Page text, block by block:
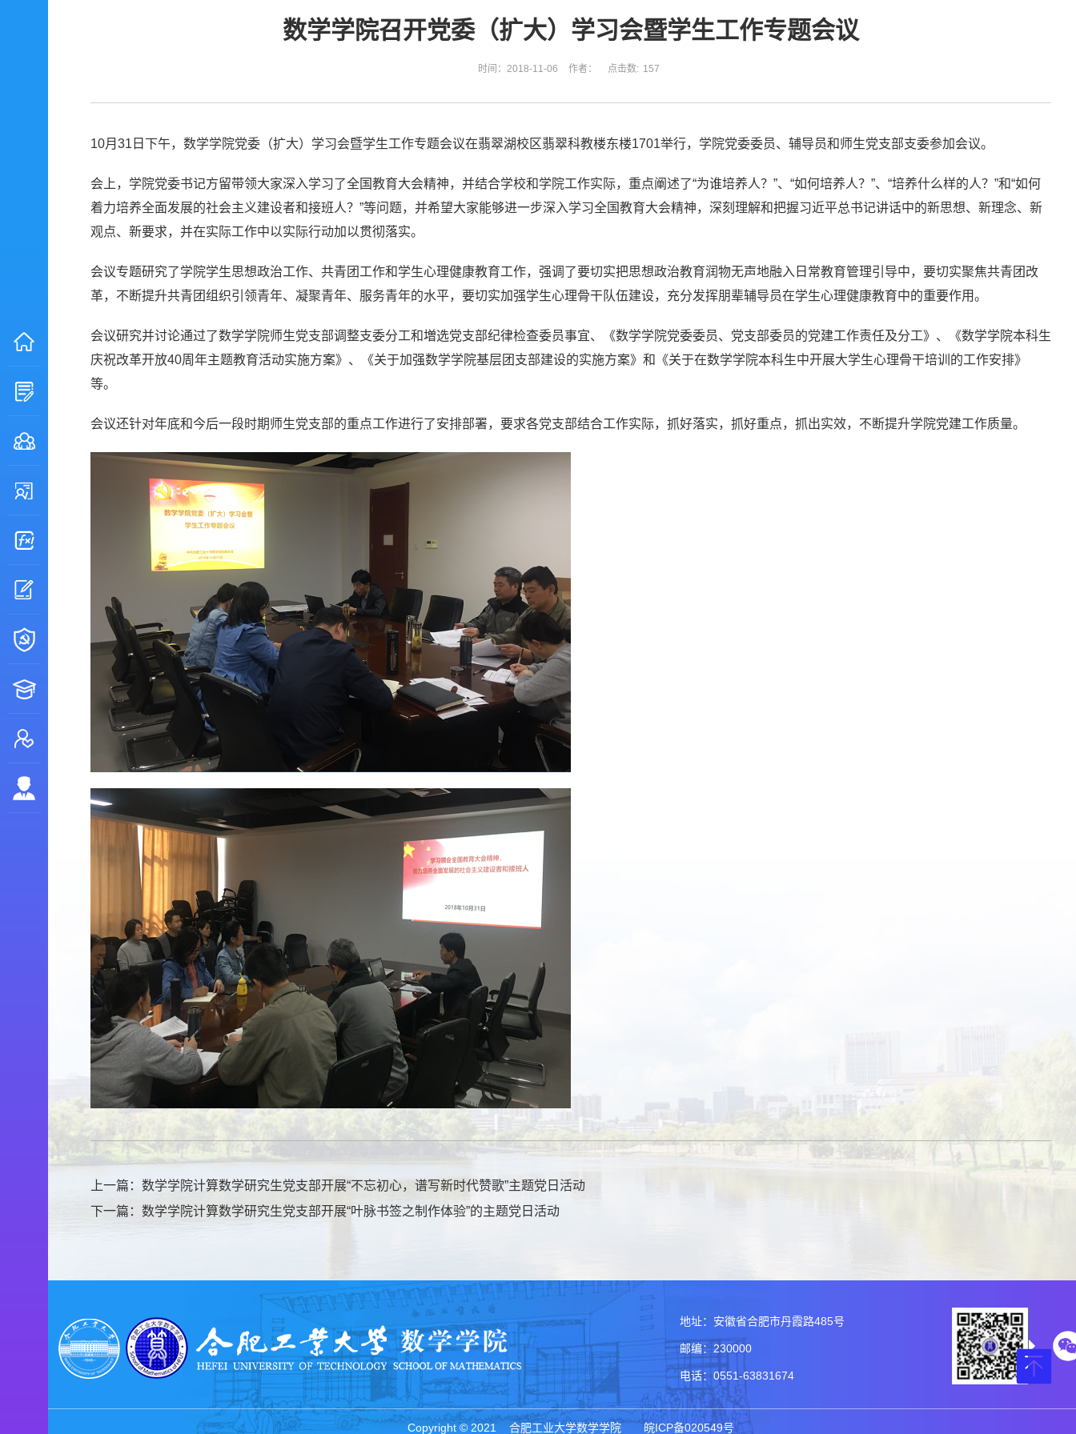
数学学院召开党委（扩大）学习会暨学生工作专题会议
时间：2018-11-06 作者： 点击数: 157
10月31日下午，数学学院党委（扩大）学习会暨学生工作专题会议在翡翠湖校区翡翠科教楼东楼1701举行，学院党委委员、辅导员和师生党支部支委参加会议。
会上，学院党委书记方留带领大家深入学习了全国教育大会精神，并结合学校和学院工作实际，重点阐述了“为谁培养人？”、“如何培养人？”、“培养什么样的人？”和“如何
着力培养全面发展的社会主义建设者和接班人？”等问题，并希望大家能够进一步深入学习全国教育大会精神，深刻理解和把握习近平总书记讲话中的新思想、新理念、新
观点、新要求，并在实际工作中以实际行动加以贯彻落实。
会议专题研究了学院学生思想政治工作、共青团工作和学生心理健康教育工作，强调了要切实把思想政治教育润物无声地融入日常教育管理引导中，要切实聚焦共青团改
革，不断提升共青团组织引领青年、凝聚青年、服务青年的水平，要切实加强学生心理骨干队伍建设，充分发挥朋辈辅导员在学生心理健康教育中的重要作用。
会议研究并讨论通过了数学学院师生党支部调整支委分工和増选党支部纪律检查委员事宜、《数学学院党委委员、党支部委员的党建工作责任及分工》、《数学学院本科生
庆祝改革开放40周年主题教育活动实施方案》、《关于加强数学学院基层团支部建设的实施方案》和《关于在数学学院本科生中开展大学生心理骨干培训的工作安排》
等。
会议还针对年底和今后一段时期师生党支部的重点工作进行了安排部署，要求各党支部结合工作实际，抓好落实，抓好重点，抓出实效，不断提升学院党建工作质量。
上一篇： 数学学院计算数学研究生党支部开展“不忘初心，谱写新时代赞歌”主题党日活动
下一篇： 数学学院计算数学研究生党支部开展“叶脉书签之制作体验”的主题党日活动
地址：安徽省合肥市丹霞路485号
邮编：230000
电话：0551-63831674
Copyright © 2021 合肥工业大学数学学院 皖ICP备020549号